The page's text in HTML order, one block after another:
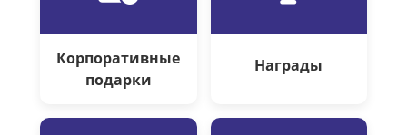
Корпоративные
подарки
Награды